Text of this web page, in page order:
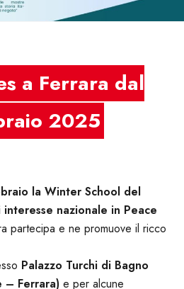
a Ferrara dal
2025
la Winter School del
nazionale in Peace
partecipa e ne promuove il ricco
Palazzo Turchi di Bagno
– Ferrara) e per alcune